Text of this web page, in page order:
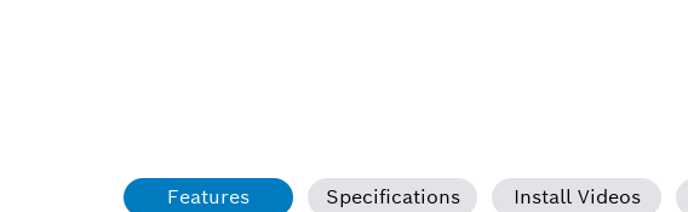
Features Specifications Install Videos